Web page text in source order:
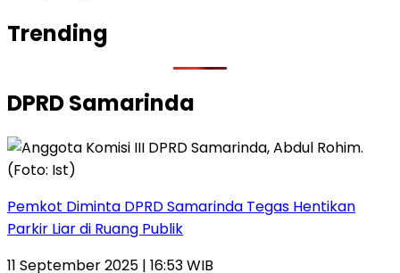
Trending
DPRD Samarinda
Pemkot Diminta DPRD Samarinda Tegas Hentikan
Parkir Liar di Ruang Publik
11 September 2025 | 16:53 WIB